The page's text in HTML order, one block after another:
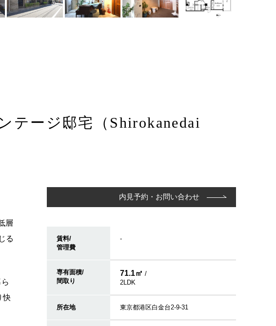
テージ邸宅（Shirokanedai
層
る
快
内見予約・お問い合わせ
賃料/
管理費
-
専有面積/
間取り
71.1㎡ /
2LDK
所在地 東京都港区白金台2-9-31